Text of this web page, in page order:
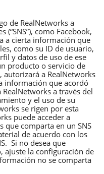
de RealNetworks a
como Facebook,
a cierta información que
como su ID de usuario,
y datos de uso de ese
producto o servicio de
autorizará a RealNetworks
información que acordó
a través del
y el uso de su
se rigen por esta
puede acceder a
que comparta en un SNS
de acuerdo con los
Si no desea que
ajuste la configuración de
no se comparta